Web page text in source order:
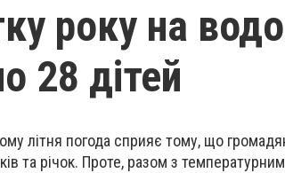
року на
28 дітей
літня погода сприяє тому, що
та річок. Проте, разом з